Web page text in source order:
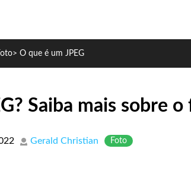
> O que é um JPEG
Saiba mais sobre
Gerald Christian Foto